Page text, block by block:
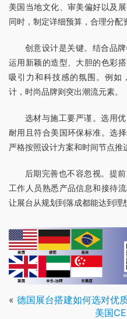
美国当地文化、审美偏好以及
同时，制定详细预算，合理分配
创意设计是关键。结合品
运用新颖的造型、大胆的色彩
吸引力和科技感的氛围。例如
计，时尚品牌则突出潮流元素。
选材与施工要严谨。选用
耐用且符合美国环保标准。选
严格按照设计方案和时间节点推
后期完善也不容忽视。提
工作人员熟悉产品信息和接待
让展台从规划到落成都能达到理
« 德国展台搭建如何选对优
美国